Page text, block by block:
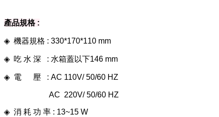
產品規格 :
◈ 機器規格 : 330*170*110 mm
◈ 吃 水 深 : 水箱蓋以下146 mm
◈ 電 壓 : AC 110V/ 50/60 HZ
AC 220V/ 50/60 HZ
◈ 消 耗 功 率 : 13~15 W